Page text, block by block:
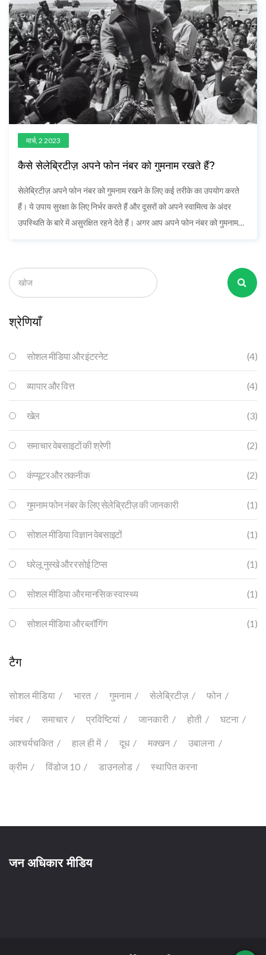
मार्च, 2 2023
कैसे सेलेब्रिटीज़ अपने फोन नंबर को गुमनाम रखते हैं?
सेलेब्रिटीज़ अपने फोन नंबर को गुमनाम रखने के लिए कई तरीके का उपयोग करते
हैं। ये उपाय सुरक्षा के लिए निर्भर करते हैं और दूसरों को अपने स्वामित्व के अंदर
उपस्थिति के बारे में असुरक्षित रहने देते हैं। अगर आप अपने फोन नंबर को गुमनाम
गुमनाम रखने के लिए आसानी से आगे बढ़ सकते हैं।
श्रेणियाँ
सोशल मीडिया और इंटरनेट (4)
व्यापार और वित्त (4)
खेल (3)
समाचार वेबसाइटों की श्रेणी (2)
कंप्यूटर और तकनीक (2)
गुमनाम फोन नंबर के लिए सेलेब्रिटीज़ की जानकारी (1)
सोशल मीडिया विज्ञान वेबसाइटों (1)
घरेलू नुस्खे और रसोई टिप्स (1)
सोशल मीडिया और मानसिक स्वास्थ्य (1)
सोशल मीडिया और ब्लॉगिंग (1)
टैग
सोशल मीडिया भारत गुमनाम सेलेब्रिटीज़ फोन
नंबर समाचार प्रविष्टियां जानकारी होती घटना
आश्चर्यचकित हाल ही में दूध मक्खन उबालना
क्रीम विंडोज 10 डाउनलोड स्थापित करना
जन अधिकार मीडिय